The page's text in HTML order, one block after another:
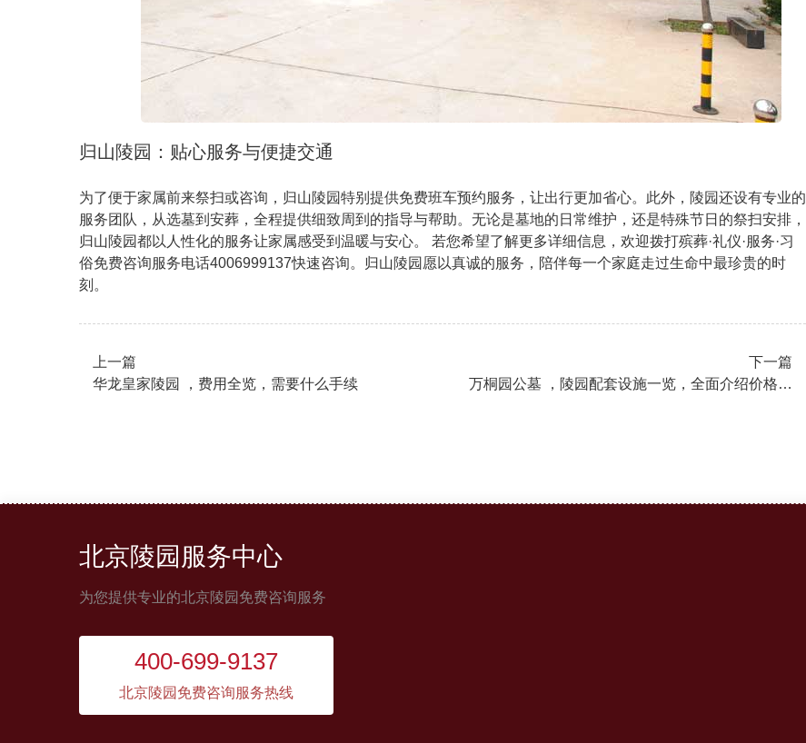
归山陵园：贴心服务与便捷交通
为了便于家属前来祭扫或咨询，归山陵园特别提供免费班车预约服务，让出行更加省心。此外，陵园还设有专业的
服务团队，从选墓到安葬，全程提供细致周到的指导与帮助。无论是墓地的日常维护，还是特殊节日的祭扫安排，
归山陵园都以人性化的服务让家属感受到温暖与安心。 若您希望了解更多详细信息，欢迎拨打殡葬·礼仪·服务·习
俗免费咨询服务电话4006999137快速咨询。归山陵园愿以真诚的服务，陪伴每一个家庭走过生命中最珍贵的时
刻。
上一篇
华龙皇家陵园 ，费用全览，需要什么手续
下一篇
万桐园公墓 ，陵园配套设施一览，全面介绍价格明
北京陵园服务中心
为您提供专业的北京陵园免费咨询服务
400-699-9137
北京陵园免费咨询服务热线